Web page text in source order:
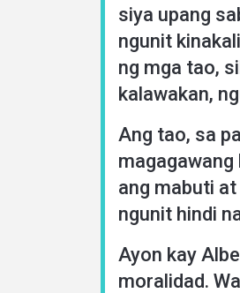
siya upang
ngunit
ng mga tao,
kalawakan,
Ang tao, sa
magagawang
ang mabuti
ngunit hindi
Ayon kay
moralidad.